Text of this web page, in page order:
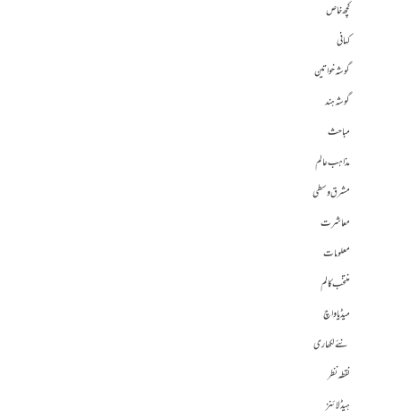
کچھ خاص
کہانی
گوشہ خواتین
گوشہ ہند
مباحث
مذاہب عالم
مشرق وسطی
معاشرت
معلومات
منتخب کالم
میڈیا واچ
نئے لکھاری
نقطہ نظر
ہیڈلائنز